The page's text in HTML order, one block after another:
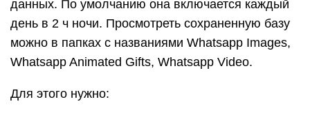
данных. По умолчанию она включается каждый
день в 2 ч ночи. Просмотреть сохраненную базу
можно в папках с названиями Whatsapp Images,
Whatsapp Animated Gifts, Whatsapp Video.
Для этого нужно: